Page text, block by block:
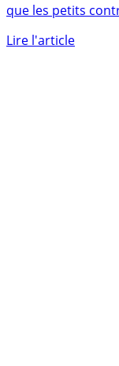
Dans les médias,
que les petits